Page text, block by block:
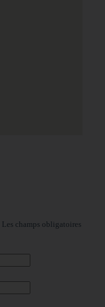
Les champs obligatoires